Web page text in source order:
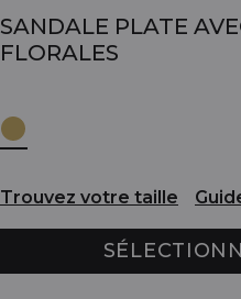
SANDALE PLATE
FLORALES
Trouvez votre taille